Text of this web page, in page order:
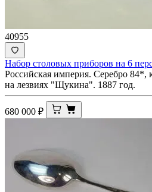
40955
Набор столовых приборов на 6
Российская империя. Серебро
на лезвиях "Щукина". 1887 год.
680 000 ₽